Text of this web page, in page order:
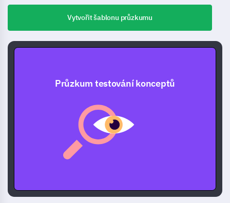
Vytvořit šablonu průzkumu
Průzkum testování konceptů